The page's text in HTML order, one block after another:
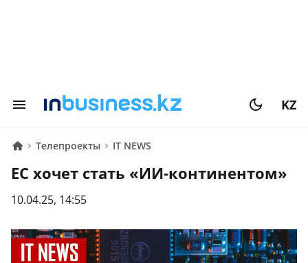
KZ
Телепроекты IТ NEWS
ЕС хочет стать «ИИ-континентом»
10.04.25, 14:55